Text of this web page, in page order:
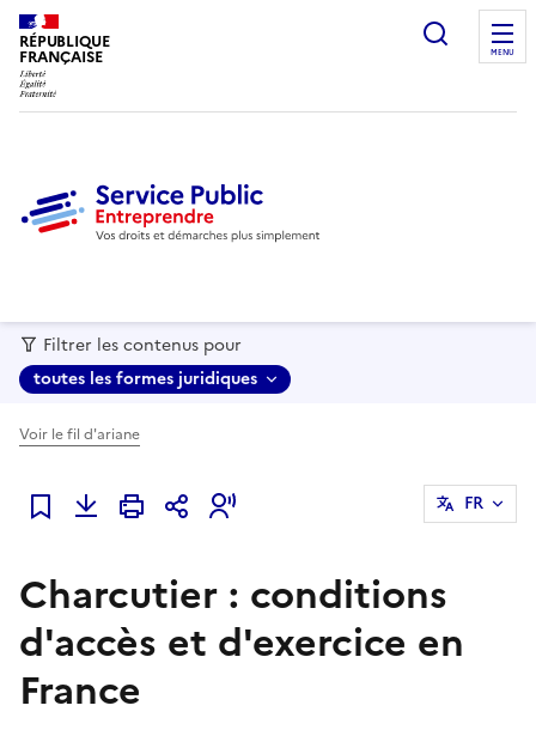
RÉPUBLIQUE
FRANÇAISE MENU
Filtrer les contenus pour
toutes les formes juridiques
Voir le fil d'ariane
Ajouter à mes favoris
FR
Charcutier : conditions
d'accès et d'exercice en
France